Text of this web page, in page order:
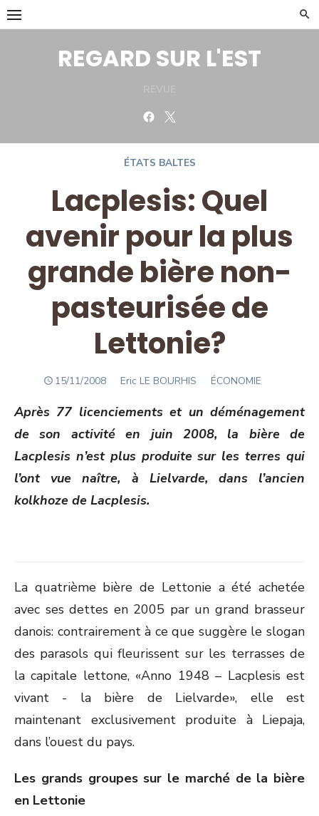
Skip
to
REGARD SUR L'EST
Facebook
ÉTATS BALTES
Lacplesis: Quel
avenir pour la plus
grande bière non-
pasteurisée de
Lettonie?
POSTED
15/11/2008 Author
Eric LE BOURHIS ÉCONOMIE
Après 77 licenciements et un déménagement
de son activité en juin 2008, la bière de
Lacplesis n’est plus produite sur les terres qui
l’ont vue naître, à Lielvarde, dans l’ancien
kolkhoze de Lacplesis.
La quatrième bière de Lettonie a été achetée
avec ses dettes en 2005 par un grand brasseur
danois: contrairement à ce que suggère le slogan
des parasols qui fleurissent sur les terrasses de
la capitale lettone, «Anno 1948 – Lacplesis est
vivant - la bière de Lielvarde», elle est
maintenant exclusivement produite à Liepaja,
dans l’ouest du pays.
Les grands groupes sur le marché de la bière
en Lettonie